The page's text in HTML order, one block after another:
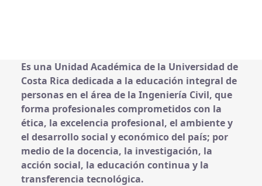
Es una Unidad Académica de la Universidad de
Costa Rica dedicada a la educación integral de
personas en el área de la Ingeniería Civil, que
forma profesionales comprometidos con la
ética, la excelencia profesional, el ambiente y
el desarrollo social y económico del país; por
medio de la docencia, la investigación, la
acción social, la educación continua y la
transferencia tecnológica.